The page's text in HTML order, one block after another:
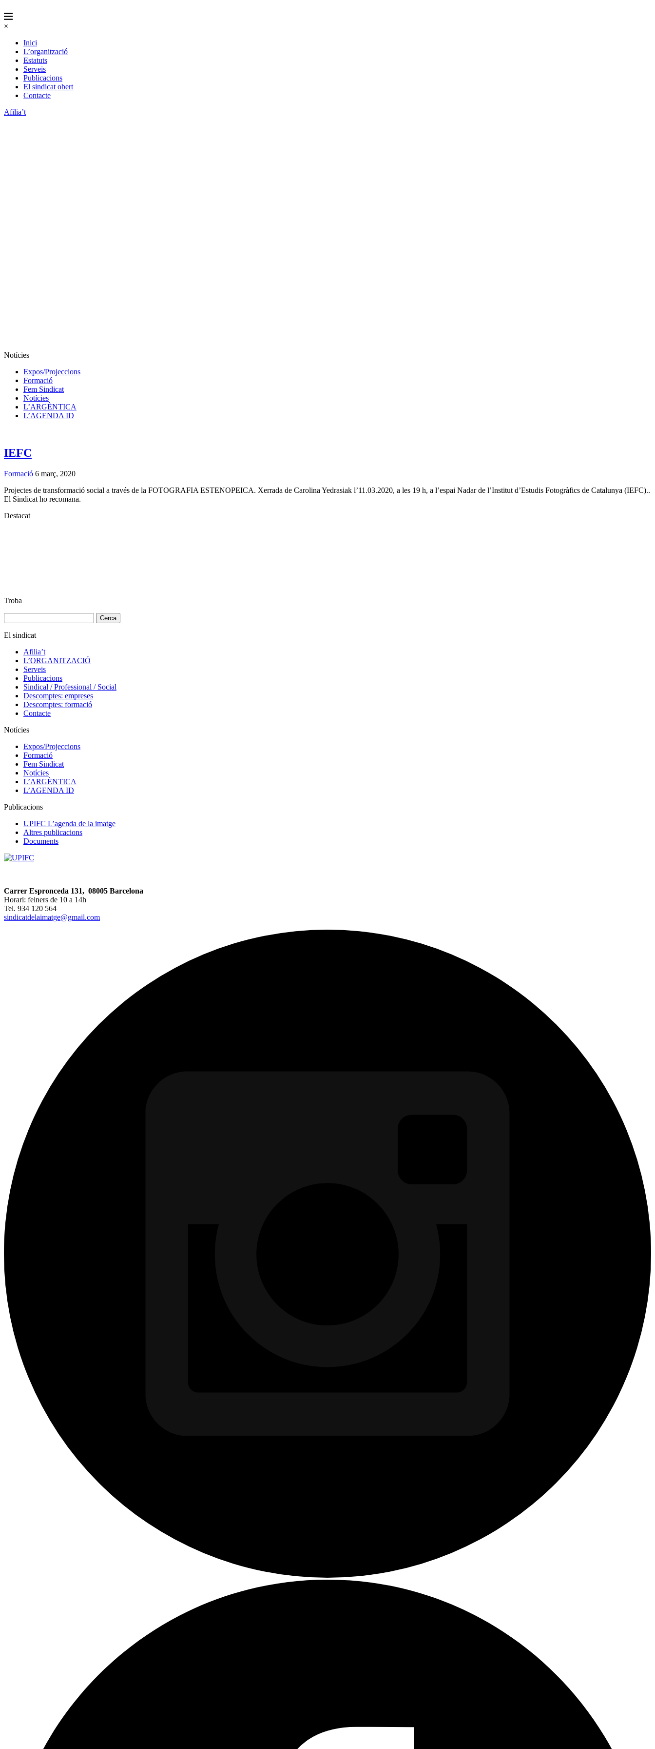
×
Inici
L’organització
Estatuts
Serveis
Publicacions
El sindicat obert
Contacte
Afilia’t
Notícies
Expos/Projeccions
Formació
Fem Sindicat
Notícies
L’ARGÈNTICA
L’AGENDA ID
IEFC
Formació 6 març, 2020
Projectes de transformació social a través de la FOTOGRAFIA ESTENOPEICA. Xerrada de Carolina Yedrasiak l’11.03.2020, a les 19 h, a l’espai Nadar de l’Institut d’Estudis Fotogràfics de Catalunya (IEFC)..
El Sindicat ho recomana.
Destacat
Troba
El sindicat
Afilia’t
L’ORGANITZACIÓ
Serveis
Publicacions
Sindical / Professional / Social
Descomptes: empreses
Descomptes: formació
Contacte
Notícies
Expos/Projeccions
Formació
Fem Sindicat
Notícies
L’ARGÈNTICA
L’AGENDA ID
Publicacions
UPIFC L’agenda de la imatge
Altres publicacions
Documents
Carrer Espronceda 131, 08005 Barcelona
Horari: feiners de 10 a 14h
Tel. 934 120 564
sindicatdelaimatge@gmail.com